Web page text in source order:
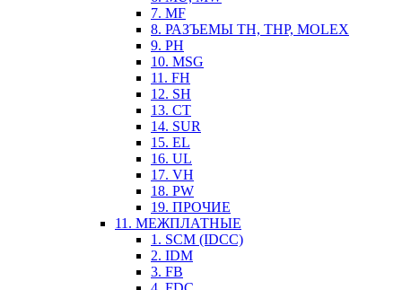
7. MF
8. РАЗЪЕМЫ TH, THP, MOLEX
9. PH
10. MSG
11. FH
12. SH
13. CT
14. SUR
15. EL
16. UL
17. VH
18. PW
19. ПРОЧИЕ
11. МЕЖПЛАТНЫЕ
1. SCM (IDCC)
2. IDM
3. FB